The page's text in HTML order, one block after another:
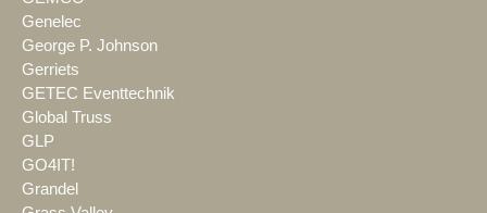
Genelec
George P. Johnson
Gerriets
GETEC Eventtechnik
Global Truss
GLP
GO4IT!
Grandel